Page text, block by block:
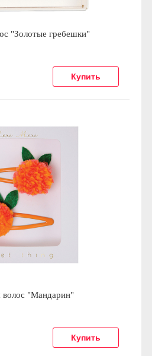
"Золотые гребешки"
волос "Мандарин"